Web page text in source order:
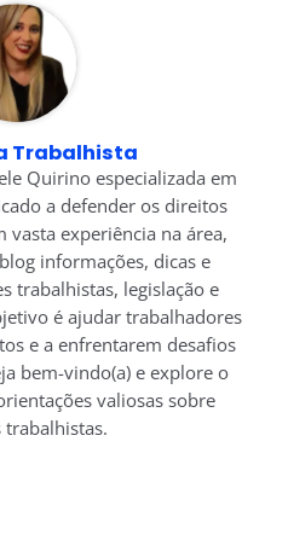
Trabalhista
Quirino especializada em
a defender os direitos
vasta experiência na área,
informações, dicas e
trabalhistas, legislação e
é ajudar trabalhadores
e a enfrentarem desafios
bem-vindo(a) e explore o
valiosas sobre
trabalhistas.